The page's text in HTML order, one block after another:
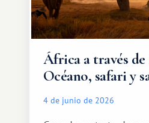
África a través
Océano, safari y
4 de junio de 2026